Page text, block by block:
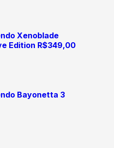
Xenoblade
Edition R$349,00
Bayonetta 3